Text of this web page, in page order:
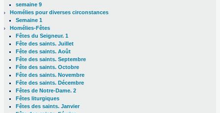
semaine 9
Homélies pour diverses circonstances
Semaine 1
Homélies-Fêtes
Fêtes du Seigneur. 1
Fête des saints. Juillet
Fête des saints. Août
Fête des saints. Septembre
Fête des saints. Octobre
Fête des saints. Novembre
Fête des saints. Décembre
Fêtes de Notre-Dame. 2
Fêtes liturgiques
Fêtes des saints. Janvier